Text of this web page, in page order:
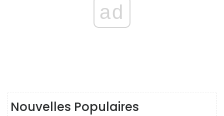
ad
Nouvelles Populaires